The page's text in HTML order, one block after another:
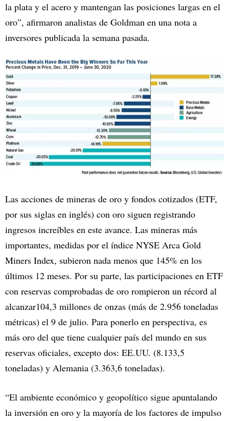
la plata y el acero y mantengan las posiciones largas en el
oro”, afirmaron analistas de Goldman en una nota a
inversores publicada la semana pasada.
Las acciones de mineras de oro y fondos cotizados (ETF,
por sus siglas en inglés) con oro siguen registrando
ingresos increíbles en este avance. Las mineras más
importantes, medidas por el índice NYSE Arca Gold
Miners Index, subieron nada menos que 145% en los
últimos 12 meses. Por su parte, las participaciones en ETF
con reservas comprobadas de oro rompieron un récord al
alcanzar104,3 millones de onzas (más de 2.956 toneladas
métricas) el 9 de julio. Para ponerlo en perspectiva, es
más oro del que tiene cualquier país del mundo en sus
reservas oficiales, excepto dos: EE.UU. (8.133,5
toneladas) y Alemania (3.363,6 toneladas).
“El ambiente económico y geopolítico sigue apuntalando
la inversión en oro y la mayoría de los factores de impulso